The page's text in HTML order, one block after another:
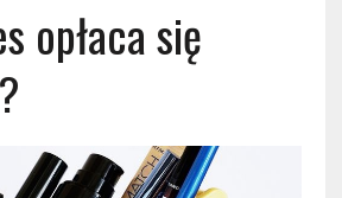
opłaca się